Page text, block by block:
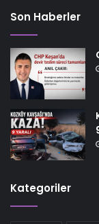
Son Haberler
Kategoriler